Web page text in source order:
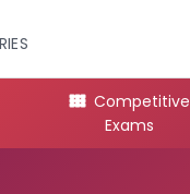
Competitive
Exams